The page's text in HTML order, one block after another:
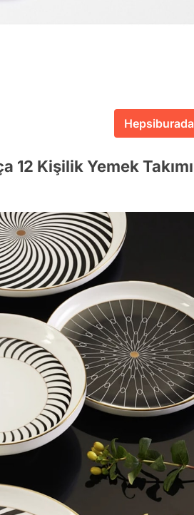
Hepsiburada
12 Kişilik Yemek Takımı